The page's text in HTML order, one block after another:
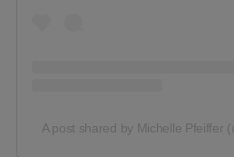
A post shared by Michelle Pfeiffer